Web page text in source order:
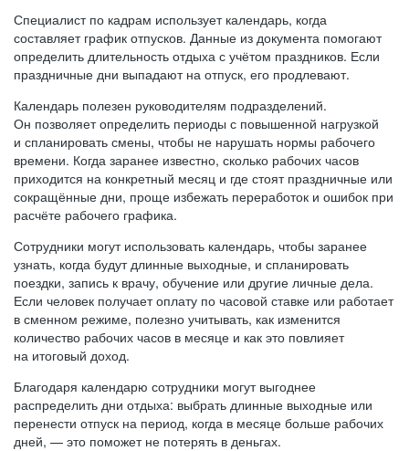
Специалист по кадрам использует календарь, когда
составляет график отпусков. Данные из документа помогают
определить длительность отдыха с учётом праздников. Если
праздничные дни выпадают на отпуск, его продлевают.
Календарь полезен руководителям подразделений.
Он позволяет определить периоды с повышенной нагрузкой
и спланировать смены, чтобы не нарушать нормы рабочего
времени. Когда заранее известно, сколько рабочих часов
приходится на конкретный месяц и где стоят праздничные или
сокращённые дни, проще избежать переработок и ошибок при
расчёте рабочего графика.
Сотрудники могут использовать календарь, чтобы заранее
узнать, когда будут длинные выходные, и спланировать
поездки, запись к врачу, обучение или другие личные дела.
Если человек получает оплату по часовой ставке или работает
в сменном режиме, полезно учитывать, как изменится
количество рабочих часов в месяце и как это повлияет
на итоговый доход.
Благодаря календарю сотрудники могут выгоднее
распределить дни отдыха: выбрать длинные выходные или
перенести отпуск на период, когда в месяце больше рабочих
дней, — это поможет не потерять в деньгах.